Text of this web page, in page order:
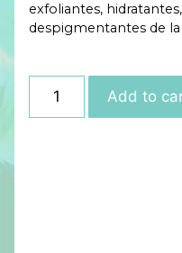
exfoliantes,
despigmentantes de
Add to